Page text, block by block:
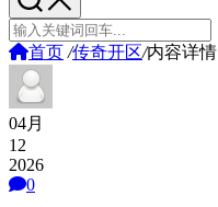
首页 /传奇开区/内容详情
04月
12
2026
0